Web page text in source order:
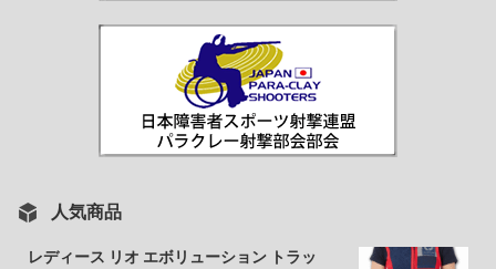
人気商品
レディース リオ エボリューション トラッ